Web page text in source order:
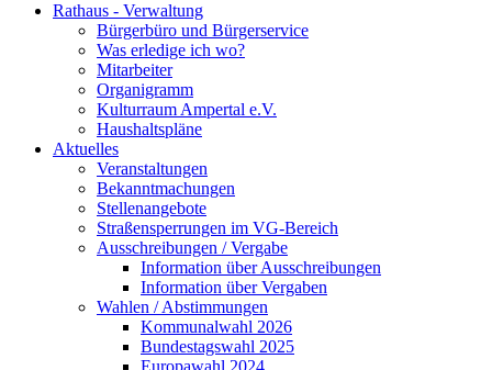
Rathaus - Verwaltung
Bürgerbüro und Bürgerservice
Was erledige ich wo?
Mitarbeiter
Organigramm
Kulturraum Ampertal e.V.
Haushaltspläne
Aktuelles
Veranstaltungen
Bekanntmachungen
Stellenangebote
Straßensperrungen im VG-Bereich
Ausschreibungen / Vergabe
Information über Ausschreibungen
Information über Vergaben
Wahlen / Abstimmungen
Kommunalwahl 2026
Bundestagswahl 2025
Europawahl 2024